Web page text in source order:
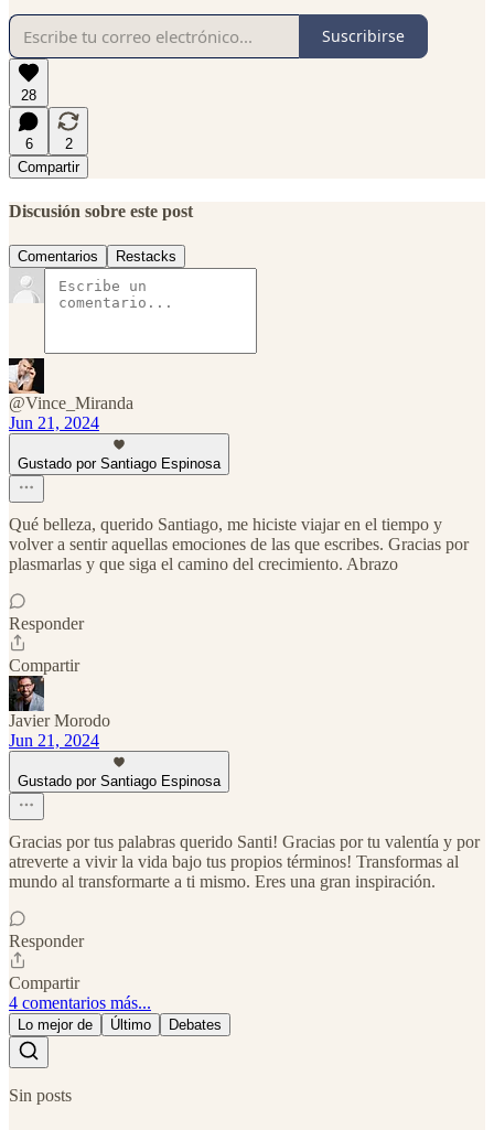
Suscribirse
28
6
2
Compartir
Discusión sobre este post
Comentarios Restacks
@Vince_Miranda
Jun 21, 2024
Gustado por Santiago Espinosa
Qué belleza, querido Santiago, me hiciste viajar en el tiempo y
volver a sentir aquellas emociones de las que escribes. Gracias por
plasmarlas y que siga el camino del crecimiento. Abrazo
Responder
Compartir
Javier Morodo
Jun 21, 2024
Gustado por Santiago Espinosa
Gracias por tus palabras querido Santi! Gracias por tu valentía y por
atreverte a vivir la vida bajo tus propios términos! Transformas al
mundo al transformarte a ti mismo. Eres una gran inspiración.
Responder
Compartir
4 comentarios más...
Lo mejor de Último Debates
Sin posts